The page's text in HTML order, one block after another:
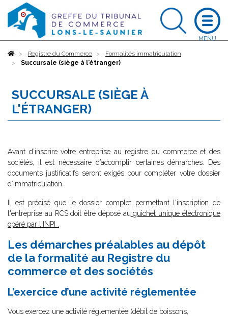
AccueilRegistre du Commerce
Formalités immatriculation
Succursale (siège à l'étranger)
SUCCURSALE (SIÈGE À
L'ÉTRANGER)
Avant d’inscrire votre entreprise au registre du commerce et des
sociétés, il est nécessaire d’accomplir certaines démarches. Des
documents justificatifs seront exigés pour compléter votre dossier
d’immatriculation.
Il est précisé que le dossier complet permettant l'inscription de
l'entreprise au RCS doit être déposé au guichet unique électronique
opéré par l'INPI
Les démarches préalables au dépôt
de la formalité au Registre du
commerce et des sociétés
L’exercice d’une activité réglementée
Vous exercez une activité réglementée (débit de boissons,